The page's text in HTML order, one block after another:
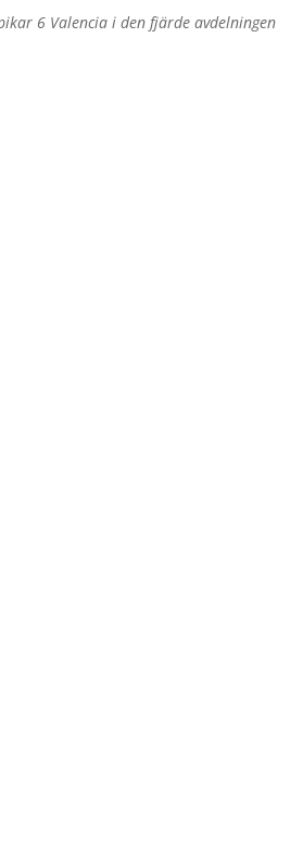
6 Valencia i den fjärde avdelningen